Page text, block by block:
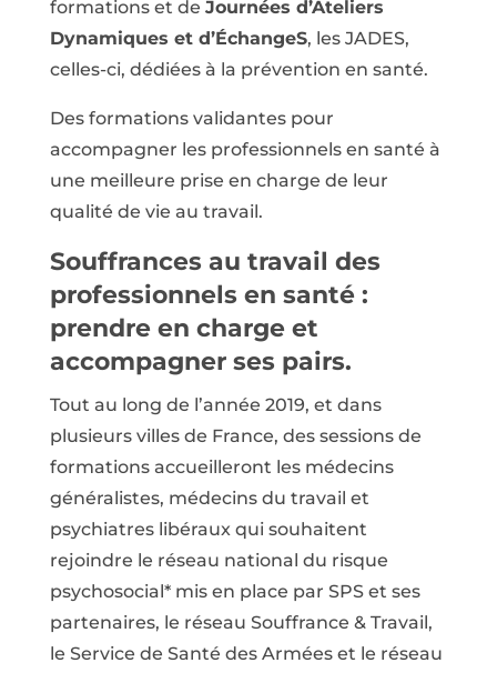
formations et de Journées d’Ateliers
Dynamiques et d’ÉchangeS, les JADES,
celles-ci, dédiées à la prévention en santé.
Des formations validantes pour
accompagner les professionnels en santé à
une meilleure prise en charge de leur
qualité de vie au travail.
Souffrances au travail des
professionnels en santé :
prendre en charge et
accompagner ses pairs.
Tout au long de l’année 2019, et dans
plusieurs villes de France, des sessions de
formations accueilleront les médecins
généralistes, médecins du travail et
psychiatres libéraux qui souhaitent
rejoindre le réseau national du risque
psychosocial* mis en place par SPS et ses
partenaires, le réseau Souffrance & Travail,
le Service de Santé des Armées et le réseau